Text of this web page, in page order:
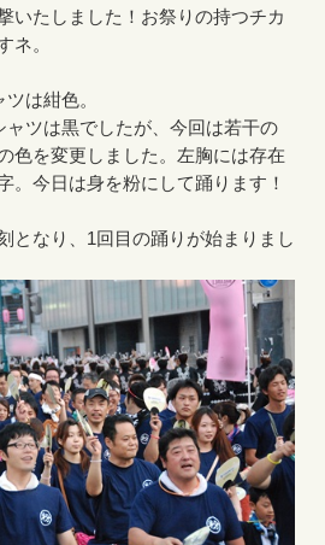
いたしました！お祭りの持つチカ
ネ。
は紺色。
ツは黒でしたが、今回は若干の
色を変更しました。左胸には存在
。今日は身を粉にして踊ります！
となり、1回目の踊りが始まりまし